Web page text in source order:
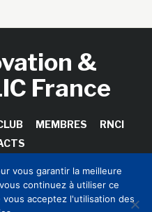
&
France
MEMBRES
RNCI
& Culture CLIC France /
vous garantir la meilleure
continuez à utiliser ce
acceptez l'utilisation des